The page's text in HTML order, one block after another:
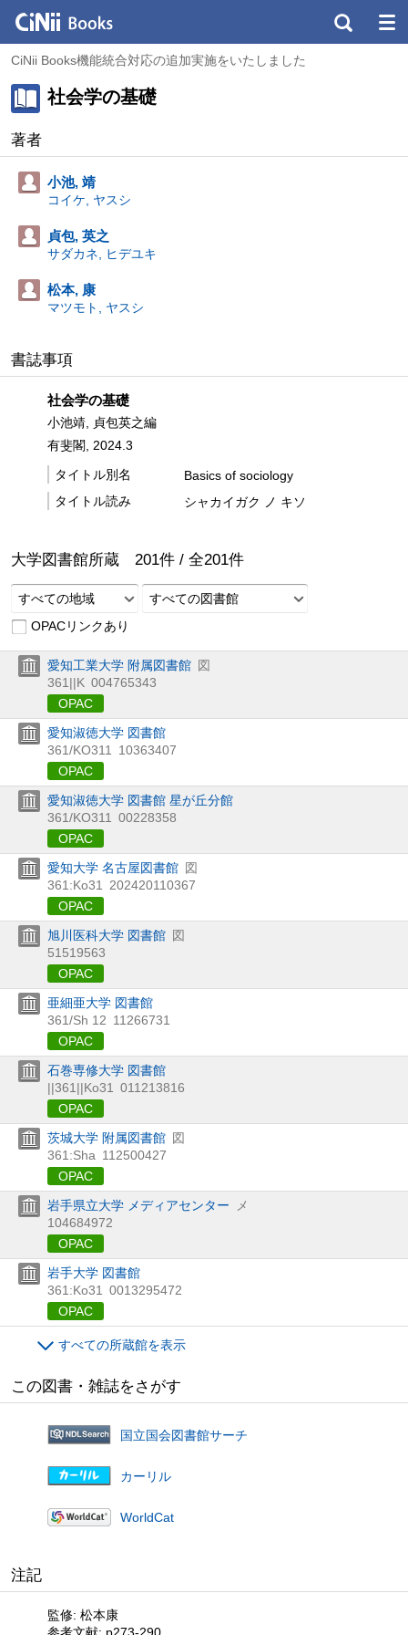
CiNii Books機能統合対応の追加実施をいたしました
社会学の基礎
著者
小池, 靖
コイケ, ヤスシ
貞包, 英之
サダカネ, ヒデユキ
松本, 康
マツモト, ヤスシ
書誌事項
社会学の基礎
小池靖, 貞包英之編
有斐閣, 2024.3
タイトル別名
Basics of sociology
タイトル読み
シャカイガク ノ キソ
大学図書館所蔵 201件 / 全201件
すべての地域
すべての図書館
OPACリンクあり
愛知工業大学 附属図書館 図
361||K 004765343
OPAC
愛知淑徳大学 図書館
361/KO311
10363407
OPAC
愛知淑徳大学 図書館 星が丘分館
361/KO311
00228358
OPAC
愛知大学 名古屋図書館 図
361:Ko31
202420110367
OPAC
旭川医科大学 図書館 図
51519563
OPAC
亜細亜大学 図書館
361/Sh 12 11266731
OPAC
石巻専修大学 図書館
||361||Ko31
011213816
OPAC
茨城大学 附属図書館 図
361:Sha 112500427
OPAC
岩手県立大学 メディアセンター
メ
104684972
OPAC
岩手大学 図書館
361:Ko31
0013295472
OPAC
すべての所蔵館を表示
この図書・雑誌をさがす
国立国会図書館サーチ
カーリル
WorldCat
注記
監修: 松本康
参考文献: p273-290